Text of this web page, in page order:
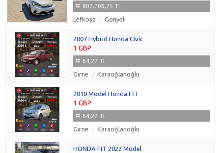
802.706,25 TL
Lefkoşa Gönyeli
2007 Hybrid Honda Civic
1 GBP
64,22 TL
Girne Karaoğlanoğlu
2010 Model Honda FİT
1 GBP
64,22 TL
Girne Karaoğlanoğlu
HONDA FIT 2022 Model